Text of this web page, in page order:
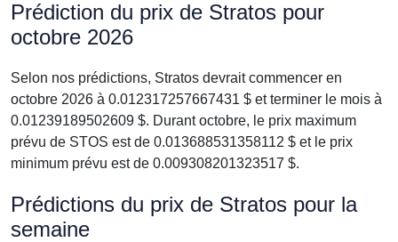
Prédiction du prix de Stratos pour
octobre 2026
Selon nos prédictions, Stratos devrait commencer en
octobre 2026 à 0.012317257667431 $ et terminer le mois à
0.01239189502609 $. Durant octobre, le prix maximum
prévu de STOS est de 0.013688531358112 $ et le prix
minimum prévu est de 0.009308201323517 $.
Prédictions du prix de Stratos pour la
semaine